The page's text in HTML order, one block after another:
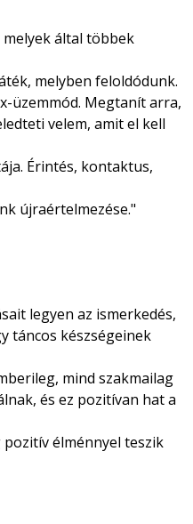
által többek
melyben feloldódunk.
üzemmód. Megtanít arra,
velem, amit el kell
Érintés, kontaktus,
újraértelmezése."
legyen az ismerkedés,
táncos készségeinek
mind szakmailag
és ez pozitívan hat a
élménnyel teszik